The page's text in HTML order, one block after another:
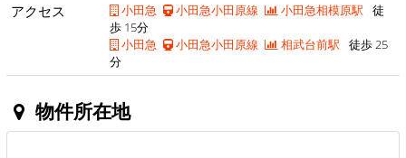
アクセス
小田急 小田急小田原線 小田急相模原駅 徒
歩 15分
小田急
小田急小田原線 相武台前駅 徒歩 25
分
物件所在地